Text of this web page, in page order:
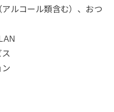
ルコール類含む）、おつ
ン